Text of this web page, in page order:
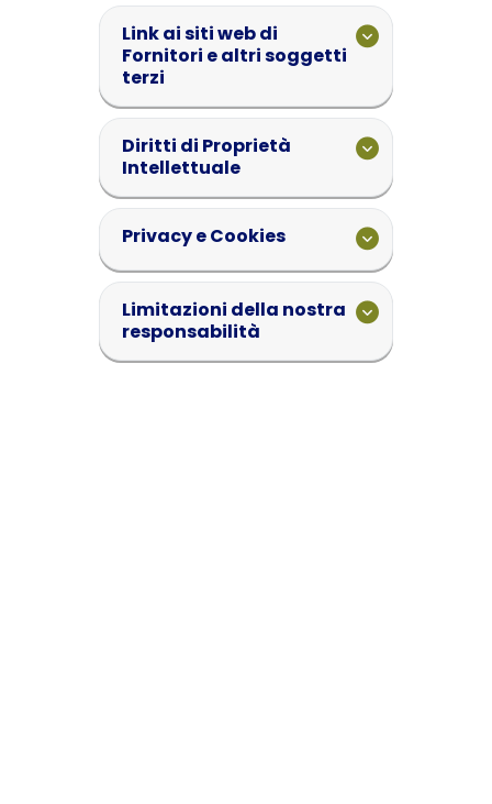
Link ai siti web di
Fornitori e altri soggetti
terzi
Diritti di Proprietà
Intellettuale
Privacy e Cookies
Limitazioni della nostra
responsabilità